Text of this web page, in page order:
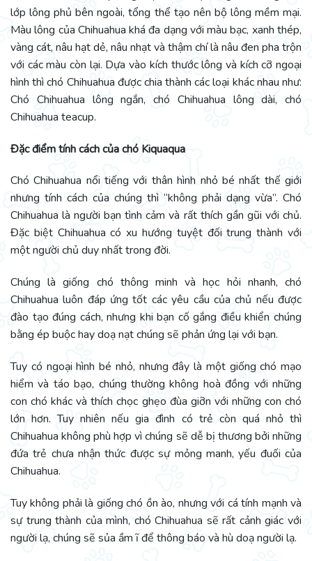
lớp lông phủ bên ngoài, tổng thể tạo nên bộ lông mềm mại.
Màu lông của Chihuahua khá đa dạng với màu bạc, xanh thép,
vàng cát, nâu hạt dẻ, nâu nhạt và thậm chí là nâu đen pha trộn
với các màu còn lại. Dựa vào kích thước lông và kích cỡ ngoại
hình thì chó Chihuahua được chia thành các loại khác nhau như:
Chó Chihuahua lông ngắn, chó Chihuahua lông dài, chó
Chihuahua teacup.
Đặc điểm tính cách của chó Kiquaqua
Chó Chihuahua nổi tiếng với thân hình nhỏ bé nhất thế giới
nhưng tính cách của chúng thì “không phải dạng vừa”. Chó
Chihuahua là người bạn tình cảm và rất thích gần gũi với chủ.
Đặc biệt Chihuahua có xu hướng tuyệt đối trung thành với
một người chủ duy nhất trong đời.
Chúng là giống chó thông minh và học hỏi nhanh, chó
Chihuahua luôn đáp ứng tốt các yêu cầu của chủ nếu được
đào tạo đúng cách, nhưng khi bạn cố gắng điều khiển chúng
bằng ép buộc hay doạ nạt chúng sẽ phản ứng lại với bạn.
Tuy có ngoại hình bé nhỏ, nhưng đây là một giống chó mạo
hiểm và táo bạo, chúng thường không hoà đồng với những
con chó khác và thích chọc ghẹo đùa giỡn với những con chó
lớn hơn. Tuy nhiên nếu gia đình có trẻ còn quá nhỏ thì
Chihuahua không phù hợp vì chúng sẽ dễ bị thương bởi những
đứa trẻ chưa nhận thức được sự mỏng manh, yếu đuối của
Chihuahua.
Tuy không phải là giống chó ồn ào, nhưng với cá tính mạnh và
sự trung thành của mình, chó Chihuahua sẽ rất cảnh giác với
người lạ, chúng sẽ sủa ầm ĩ để thông báo và hù doạ người lạ.